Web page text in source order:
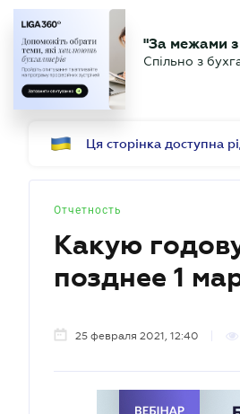
БУХГАЛТЕР Новости
"За межами
Спільно з
Ця сторінка доступна
Отчетность
Какую
позднее 1
25 февраля 2021, 12:40